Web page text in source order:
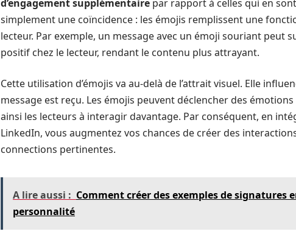
d’engagement supplémentaire par rapport à celles qui en
simplement une coïncidence : les émojis remplissent une
lecteur. Par exemple, un message avec un émoji souriant peut
positif chez le lecteur, rendant le contenu plus attrayant.
Cette utilisation d’émojis va au-delà de l’attrait visuel. Elle
message est reçu. Les émojis peuvent déclencher des
ainsi les lecteurs à interagir davantage. Par conséquent, en
LinkedIn, vous augmentez vos chances de créer des
connections pertinentes.
A lire aussi : Comment créer des exemples de
personnalité